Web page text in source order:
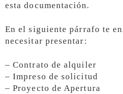
esta documentación.
En el siguiente párrafo te
necesitar presentar:
– Contrato de alquiler
– Impreso de solicitud
– Proyecto de Apertura